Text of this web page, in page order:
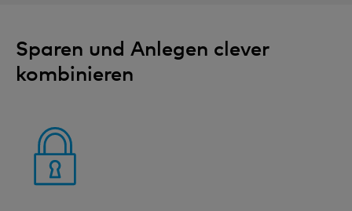
Sparen und Anlegen clever
kombinieren